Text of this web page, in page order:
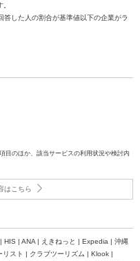
した人の割合が基準値以下の企業がラ
目のほか、該当サービスの利用状況や検討内
はこちら
| ANA | えきねっと | Expedia | 沖縄
スト | クラブツーリズム | Klook |